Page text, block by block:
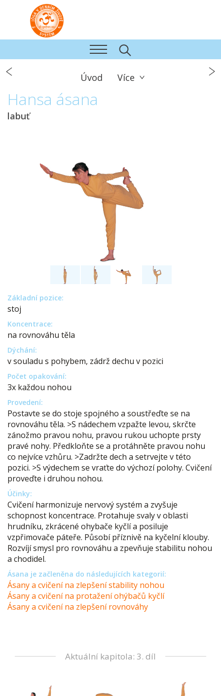
Úvod Více
Hansa ásana
labuť
Základní pozice:
stoj
Koncentrace:
na rovnováhu těla
Dýchání:
v souladu s pohybem, zádrž dechu v pozici
Počet opakování:
3x každou nohou
Provedení:
Postavte se do stoje spojného a soustřeďte se na
rovnováhu těla. >S nádechem vzpažte levou, skrčte
zánožmo pravou nohu, pravou rukou uchopte prsty
pravé nohy. Předkloňte se a protáhněte pravou nohu
co nejvíce vzhůru. >Zadržte dech a setrvejte v této
pozici. >S výdechem se vraťte do výchozí polohy. Cvičení
proveďte i druhou nohou.
Účinky:
Cvičení harmonizuje nervový systém a zvyšuje
schopnost koncentrace. Protahuje svaly v oblasti
hrudníku, zkrácené ohybače kyčlí a posiluje
vzpřimovače páteře. Působí příznivě na kyčelní klouby.
Rozvíjí smysl pro rovnováhu a zpevňuje stabilitu nohou
a chodidel.
Ásana je začleněna do následujících kategorií:
Ásany a cvičení na zlepšení stability nohou
Ásany a cvičení na protažení ohýbačů kyčlí
Ásany a cvičení na zlepšení rovnováhy
Aktuální kapitola: 3. díl